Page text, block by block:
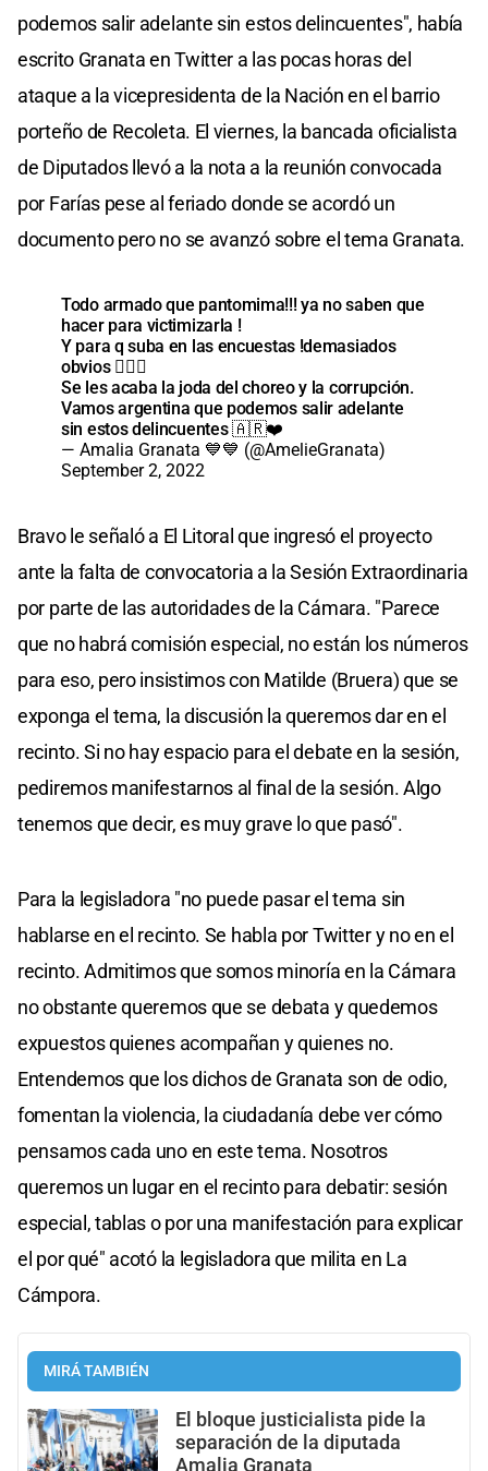
podemos salir adelante sin estos delincuentes", había
escrito Granata en Twitter a las pocas horas del
ataque a la vicepresidenta de la Nación en el barrio
porteño de Recoleta. El viernes, la bancada oficialista
de Diputados llevó a la nota a la reunión convocada
por Farías pese al feriado donde se acordó un
documento pero no se avanzó sobre el tema Granata.
Todo armado que pantomima!!! ya no saben que
hacer para victimizarla !
Y para q suba en las encuestas !demasiados
obvios 🤦🏼‍♀️
Se les acaba la joda del choreo y la corrupción.
Vamos argentina que podemos salir adelante
sin estos delincuentes 🇦🇷❤️
— Amalia Granata 💙💙 (@AmelieGranata)
September 2, 2022
Bravo le señaló a El Litoral que ingresó el proyecto
ante la falta de convocatoria a la Sesión Extraordinaria
por parte de las autoridades de la Cámara. "Parece
que no habrá comisión especial, no están los números
para eso, pero insistimos con Matilde (Bruera) que se
exponga el tema, la discusión la queremos dar en el
recinto. Si no hay espacio para el debate en la sesión,
pediremos manifestarnos al final de la sesión. Algo
tenemos que decir, es muy grave lo que pasó".
Para la legisladora "no puede pasar el tema sin
hablarse en el recinto. Se habla por Twitter y no en el
recinto. Admitimos que somos minoría en la Cámara
no obstante queremos que se debata y quedemos
expuestos quienes acompañan y quienes no.
Entendemos que los dichos de Granata son de odio,
fomentan la violencia, la ciudadanía debe ver cómo
pensamos cada uno en este tema. Nosotros
queremos un lugar en el recinto para debatir: sesión
especial, tablas o por una manifestación para explicar
el por qué" acotó la legisladora que milita en La
Cámpora.
MIRÁ TAMBIÉN
El bloque justicialista pide la
separación de la diputada
Amalia Granata